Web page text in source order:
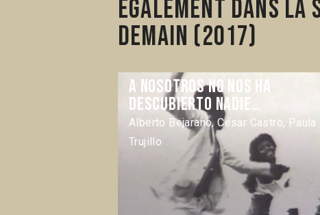
Également dans la
demain (2017)
A nosotros no nos ha
descubierto nadie…
Alberto Bejarano, César Castro, Paula
Trujillo